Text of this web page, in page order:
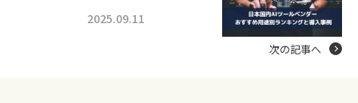
2025.09.11
次の記事へ